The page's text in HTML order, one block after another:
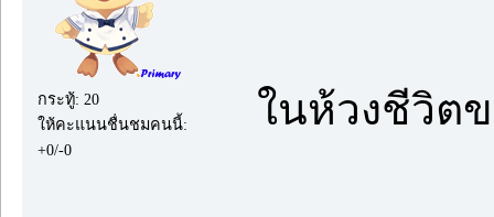
กระทู้: 20
ให้คะแนนชื่นชมคนนี้:
+0/-0
ในห้วงชีวิต